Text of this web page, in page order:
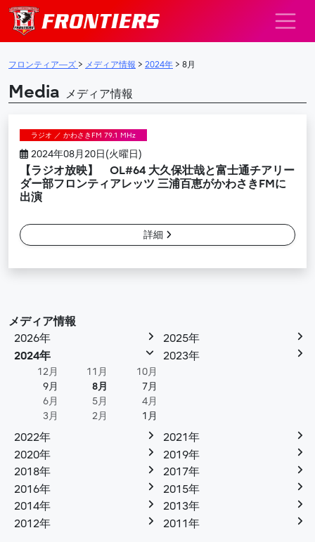
メインナビゲーション
フロンティア―ズ > メディア情報 > 2024年 > 8月
Media メディア情報
ラジオ ／ かわさきFM 79.1 MHz
2024年08月20日(火曜日)
【ラジオ放映】 OL#64 大久保壮哉と富士通チアリー
ダー部フロンティアレッツ 三浦百恵がかわさきFMに
出演
詳細
メディア情報
2026年
2025年
2024年
12月 11月
10月
9月
8月
7月
6月
5月
4月
3月
2月 1月
2023年
2022年
2021年
2020年
2019年
2018年
2017年
2016年
2015年
2014年
2013年
2012年
2011年